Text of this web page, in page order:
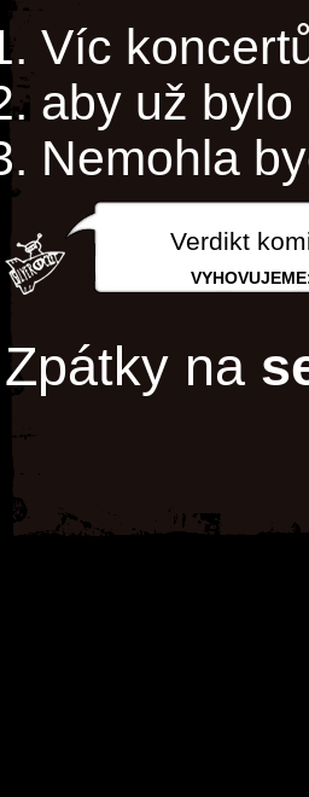
Víc
aby už bylo
Nemohla
Verdikt
Zpátky na